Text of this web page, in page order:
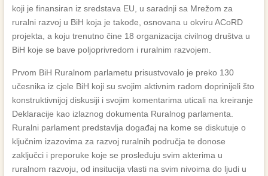
koji je finansiran iz sredstava EU, u saradnji sa Mrežom za
ruralni razvoj u BiH koja je takođe, osnovana u okviru ACoRD
projekta, a koju trenutno čine 18 organizacija civilnog društva u
BiH koje se bave poljoprivredom i ruralnim razvojem.
Prvom BiH Ruralnom parlametu prisustvovalo je preko 130
učesnika iz cjele BiH koji su svojim aktivnim radom doprinijeli što
konstruktivnijoj diskusiji i svojim komentarima uticali na kreiranje
Deklaracije kao izlaznog dokumenta Ruralnog parlamenta.
Ruralni parlament predstavlja događaj na kome se diskutuje o
ključnim izazovima za razvoj ruralnih područja te donose
zaključci i preporuke koje se prosleđuju svim akterima u
ruralnom razvoju, od insitucija vlasti na svim nivoima do ljudi u